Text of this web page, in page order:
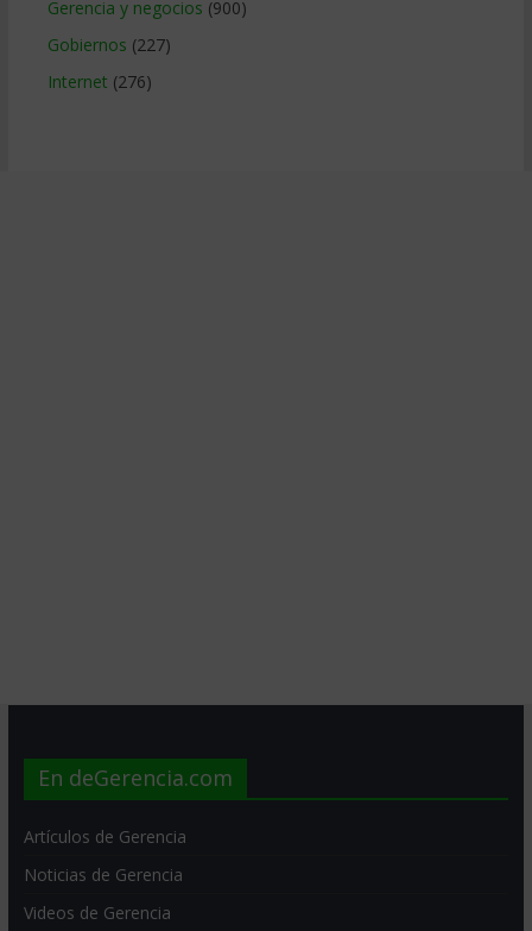
Gerencia y negocios (900)
Gobiernos (227)
Internet (276)
En deGerencia.com
Artículos de Gerencia
Noticias de Gerencia
Videos de Gerencia